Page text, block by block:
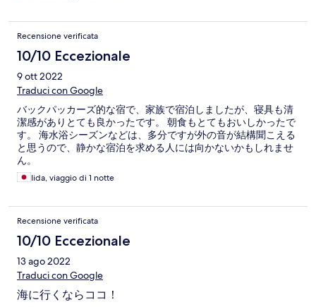
Recensione verificata
10/10 Eccezionale
9 ott 2022
Traduci con Google
バックパッカーズ的な宿で、家族で宿泊しましたが、寝具も清
潔感がありとても良かったです。 朝食もとてもおいしかったで
す。 海水浴シーズンなどは、多分ですが外の音が結構聞こえる
と思うので、静かな宿泊を求める人には向かないかもしれませ
ん。
Iida, viaggio di 1 notte
Recensione verificata
10/10 Eccezionale
13 ago 2022
Traduci con Google
海に行くならココ！